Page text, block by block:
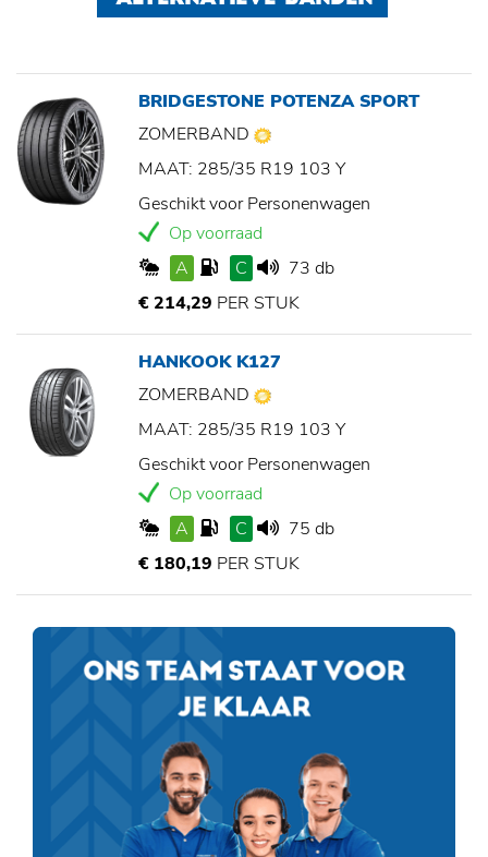
BRIDGESTONE POTENZA SPORT
ZOMERBAND
MAAT: 285/35 R19 103 Y
Geschikt voor Personenwagen
Op voorraad
A
C
73 db
€ 214,29 PER STUK
HANKOOK K127
ZOMERBAND
MAAT: 285/35 R19 103 Y
Geschikt voor Personenwagen
Op voorraad
A
C
75 db
€ 180,19 PER STUK